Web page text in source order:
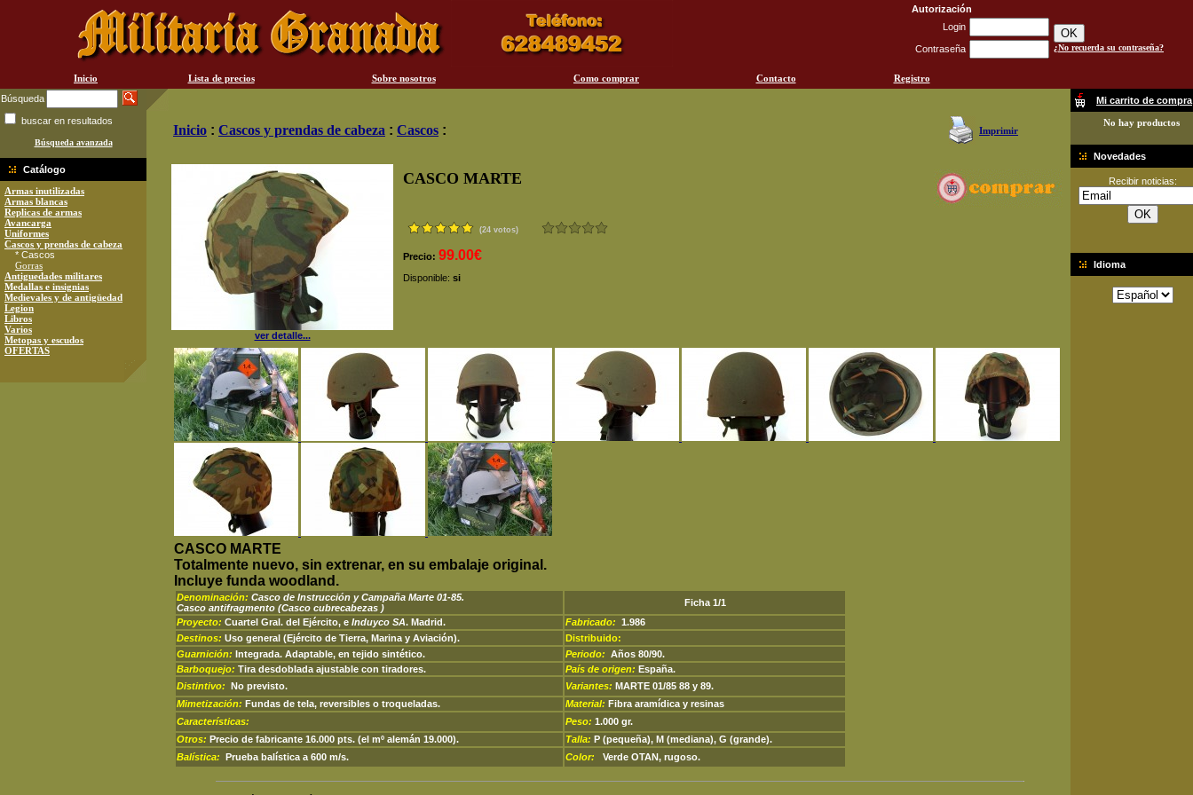
Autorización
Login
Contraseña ¿No recuerda su contraseña?
Inicio Lista de precios Sobre nosotros Como comprar Contacto
Registro
Búsqueda
buscar en resultados
Búsqueda avanzada
Catálogo
Armas inutilizadas
Armas blancas
Replicas de armas
Avancarga
Uniformes
Cascos y prendas de cabeza
* Cascos
Gorras
Antiguedades militares
Medallas e insignias
Medievales y de antigüedad
Legion
Libros
Varios
Metopas y escudos
OFERTAS
Inicio : Cascos y prendas de cabeza : Cascos : Imprimir
ver detalle...
CASCO MARTE
(24 votos)
Precio: 99.00€
Disponible: si
CASCO MARTE
Totalmente nuevo, sin extrenar, en su embalaje original.
Incluye funda woodland.
Denominación: Casco de Instrucción y Campaña Marte 01-85.
Casco antifragmento (Casco cubrecabezas )
Ficha 1/1
Proyecto: Cuartel Gral. del Ejército, e Induyco SA. Madrid. Fabricado: 1.986
Destinos: Uso general (Ejército de Tierra, Marina y Aviación).
Distribuido:
Guarnición: Integrada. Adaptable, en tejido sintético. Periodo: Años 80/90.
Barboquejo: Tira desdoblada ajustable con tiradores. País de origen: España.
Distintivo: No previsto. Variantes: MARTE 01/85 88 y 89.
Mimetización: Fundas de tela, reversibles o troqueladas. Material: Fibra aramídica y resinas
Características:
Peso: 1.000 gr.
Otros: Precio de fabricante 16.000 pts. (el mº alemán 19.000). Talla: P (pequeña), M (mediana), G (grande).
Balística: Prueba balística a 600 m/s. Color: Verde OTAN, rugoso.
Mi carrito de compra
No hay productos
Novedades
Recibir noticias:
Idioma